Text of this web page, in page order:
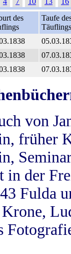
des
Taufe
Täuflings
von
früher
in der
Fulda